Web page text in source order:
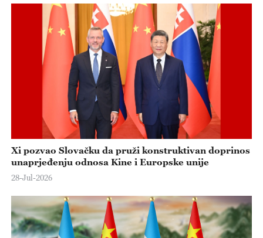
Xi pozvao Slovačku da pruži konstruktivan doprinos
unaprjeđenju odnosa Kine i Europske unije
28-Jul-2026